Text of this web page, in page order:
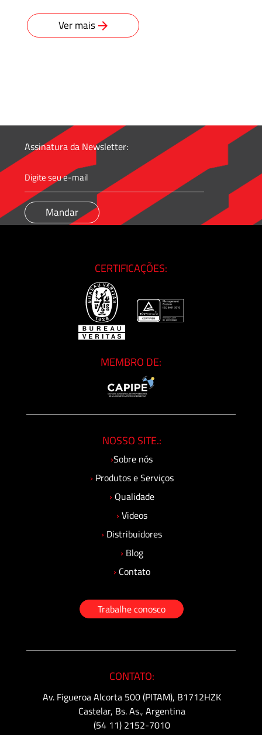
Ver mais
Assinatura da Newsletter:
CERTIFICAÇÕES:
MEMBRO DE:
NOSSO SITE.:
›Sobre nós
› Produtos e Serviços
› Qualidade
› Videos
› Distribuidores
› Blog
› Contato
Trabalhe conosco
CONTATO:
Av. Figueroa Alcorta 500 (PITAM), B1712HZK
Castelar, Bs. As., Argentina
(54 11) 2152-7010